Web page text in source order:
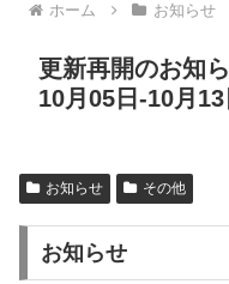
ホーム お知らせ
更新再開のお知
10月05日-10月13
お知らせ その他
お知らせ